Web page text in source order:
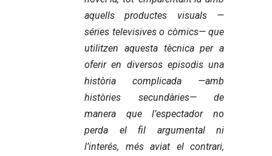
aquells productes visuals —
séries televisives o còmics— que
utilitzen aquesta tècnica per a
oferir en diversos episodis una
història complicada —amb
històries secundàries— de
manera que l’espectador no
perda el fil argumental ni
l’interés, més aviat el contrari,